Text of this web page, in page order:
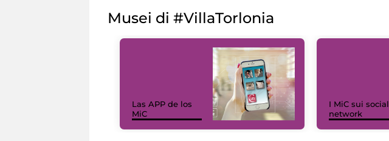
Musei di #VillaTorlonia
Las APP de los
MiC
I MiC sui social
network